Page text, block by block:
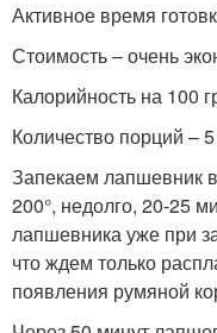
Активное время
Стоимость – очень
Калорийность на 100
Количество порций –
Запекаем лапшевник
200°, недолго, 20-25
лапшевника уже при
что ждем только
появления румяной